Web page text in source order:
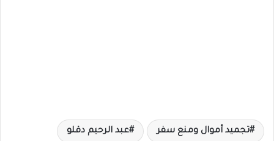
تجميد أموال ومنع سفر عبد الرحيم دقلو